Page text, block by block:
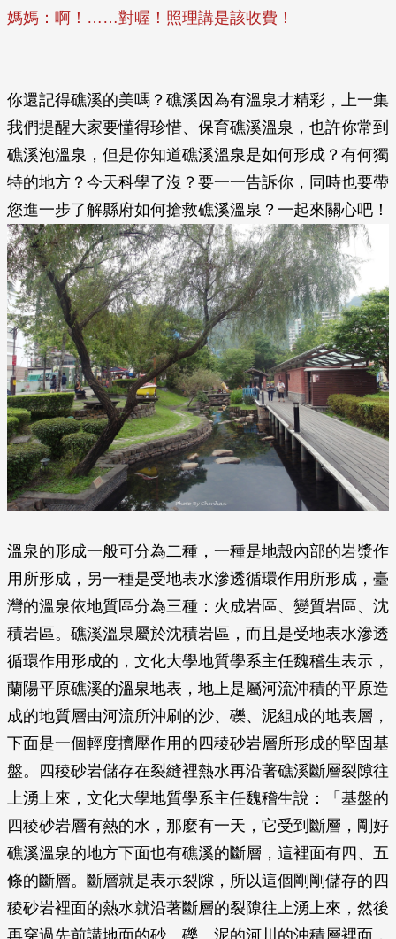
媽媽：啊！……對喔！照理講是該收費！
你還記得礁溪的美嗎？礁溪因為有溫泉才精彩，上一集
我們提醒大家要懂得珍惜、保育礁溪溫泉，也許你常到
礁溪泡溫泉，但是你知道礁溪溫泉是如何形成？有何獨
特的地方？今天科學了沒？要一一告訴你，同時也要帶
您進一步了解縣府如何搶救礁溪溫泉？一起來關心吧！
溫泉的形成一般可分為二種，一種是地殼內部的岩漿作
用所形成，另一種是受地表水滲透循環作用所形成，臺
灣的溫泉依地質區分為三種：火成岩區、變質岩區、沈
積岩區。礁溪溫泉屬於沈積岩區，而且是受地表水滲透
循環作用形成的，文化大學地質學系主任魏稽生表示，
蘭陽平原礁溪的溫泉地表，地上是屬河流沖積的平原造
成的地質層由河流所沖刷的沙、礫、泥組成的地表層，
下面是一個輕度擠壓作用的四稜砂岩層所形成的堅固基
盤。四稜砂岩儲存在裂縫裡熱水再沿著礁溪斷層裂隙往
上湧上來，文化大學地質學系主任魏稽生說：「基盤的
四稜砂岩層有熱的水，那麼有一天，它受到斷層，剛好
礁溪溫泉的地方下面也有礁溪的斷層，這裡面有四、五
條的斷層。斷層就是表示裂隙，所以這個剛剛儲存的四
稜砂岩裡面的熱水就沿著斷層的裂隙往上湧上來，然後
再穿過先前講地面的砂、礫、泥的河川的沖積層裡面，